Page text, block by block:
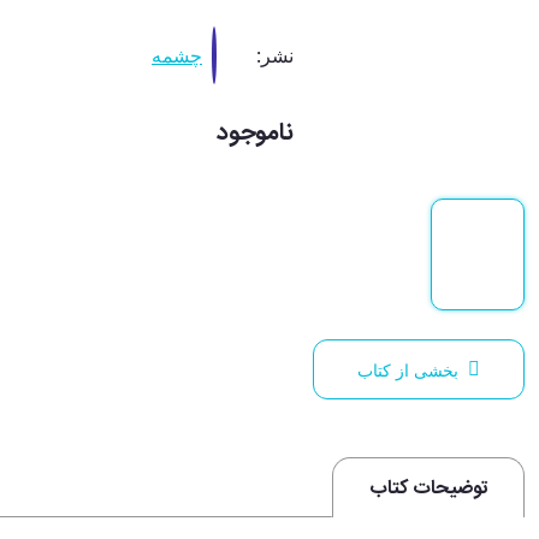
بخشی از کتاب
نشر: چشمه
ناموجود
توضیحات کتاب